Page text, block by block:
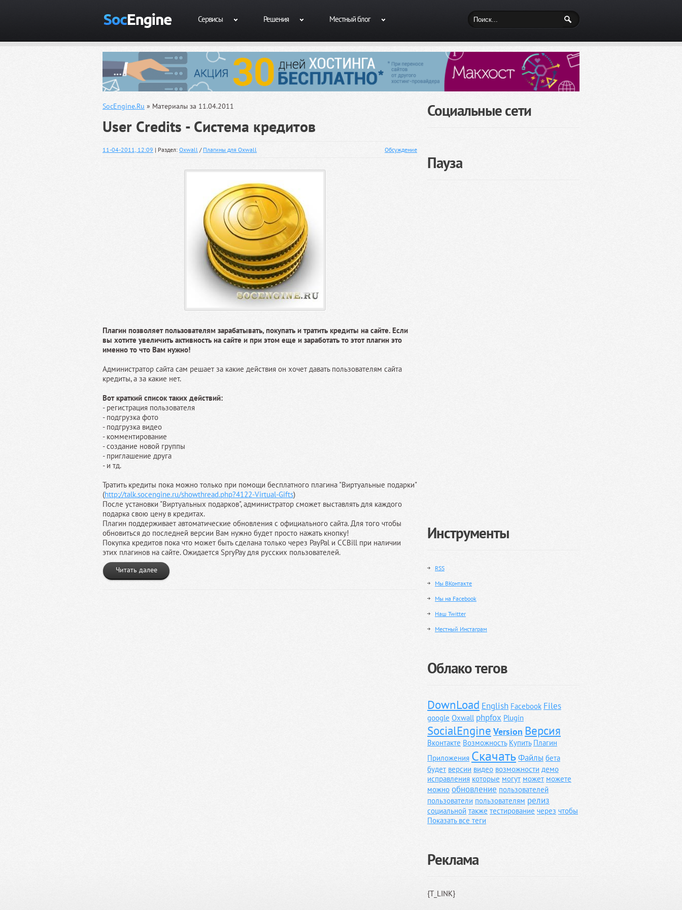
Сервисы Решения Местный блог
SocEngine.Ru » Материалы за 11.04.2011
User Credits - Система кредитов
11-04-2011, 12:09 | Раздел: Oxwall / Плагины для Oxwall Обсуждение
Плагин позволяет пользователям зарабатывать, покупать и тратить кредиты на сайте. Если
вы хотите увеличить активность на сайте и при этом еще и заработать то этот плагин это
именно то что Вам нужно!
Администратор сайта сам решает за какие действия он хочет давать пользователям сайта
кредиты, а за какие нет.
Вот краткий список таких действий:
- регистрация пользователя
- подгрузка фото
- подгрузка видео
- комментирование
- создание новой группы
- приглашение друга
- и тд.
Тратить кредиты пока можно только при помощи бесплатного плагина "Виртуальные подарки"
(http://talk.socengine.ru/showthread.php?4122-Virtual-Gifts)
После установки "Виртуальных подарков", администратор сможет выставлять для каждого
подарка свою цену в кредитах.
Плагин поддерживает автоматические обновления с официального сайта. Для того чтобы
обновиться до последней версии Вам нужно будет просто нажать кнопку!
Покупка кредитов пока что может быть сделана только через PayPal и CCBill при наличии
этих плагинов на сайте. Ожидается SpryPay для русских пользователей.
Читать далее
Социальные сети
Пауза
Инструменты
RSS
Мы ВКонтакте
Мы на Facebook
Наш Twitter
Местный Инстаграм
Облако тегов
DownLoad English Facebook Files
google Oxwall phpfox Plugin
SocialEngine Version Версия
Вконтакте Возможность Купить Плагин
Приложения СкачатьФайлы бета
будет версии видео возможности демо
исправления которые могут может можете
можно обновление пользователей
пользователи пользователям релиз
социальной также тестирование через чтобы
Показать все теги
Реклама
{T_LINK}